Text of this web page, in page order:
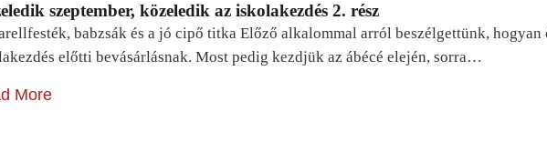
szeptember, közeledik az iskolakezdés 2. rész
babzsák és a jó cipő titka Előző alkalommal arról beszélgettünk, hogyan
előtti bevásárlásnak. Most pedig kezdjük az ábécé elején, sorra…
More